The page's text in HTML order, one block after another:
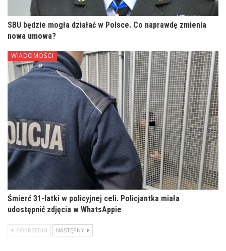
SBU będzie mogła działać w Polsce. Co naprawdę zmienia
nowa umowa?
WIADOMOŚCI
Śmierć 31-latki w policyjnej celi. Policjantka miała
udostępnić zdjęcia w WhatsAppie
POPRZEDNI NASTĘPNY